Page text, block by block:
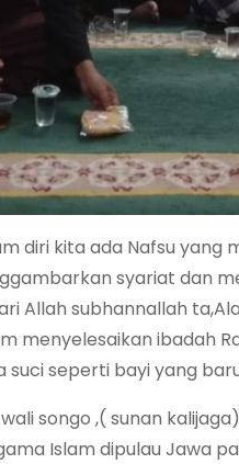
diri kita ada Nafsu
syariat dan
Allah subhannallah
menyelesaikan ibadah
seperti bayi yang
songo ,( sunan
Islam dipulau Jawa